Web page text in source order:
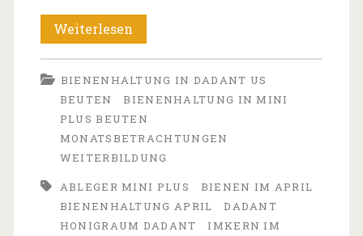
Weiterlesen
April
BIENENHALTUNG IN DADANT US
BEUTEN
BIENENHALTUNG IN MINI
PLUS BEUTEN
MONATSBETRACHTUNGEN
WEITERBILDUNG
ABLEGER MINI PLUS
BIENEN IM APRIL
BIENENHALTUNG APRIL
DADANT
HONIGRAUM DADANT
IMKERN IM